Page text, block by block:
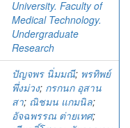
University. Faculty of
Medical Technology.
Undergraduate
Research
ปัญจพร นิ่มมณี; พรทิพย์
พึ่งม่วง; กรกนก อุสาน
สา; ณิชมน แกมนิล;
อัจฉพรรณ ต่ายเทศ;